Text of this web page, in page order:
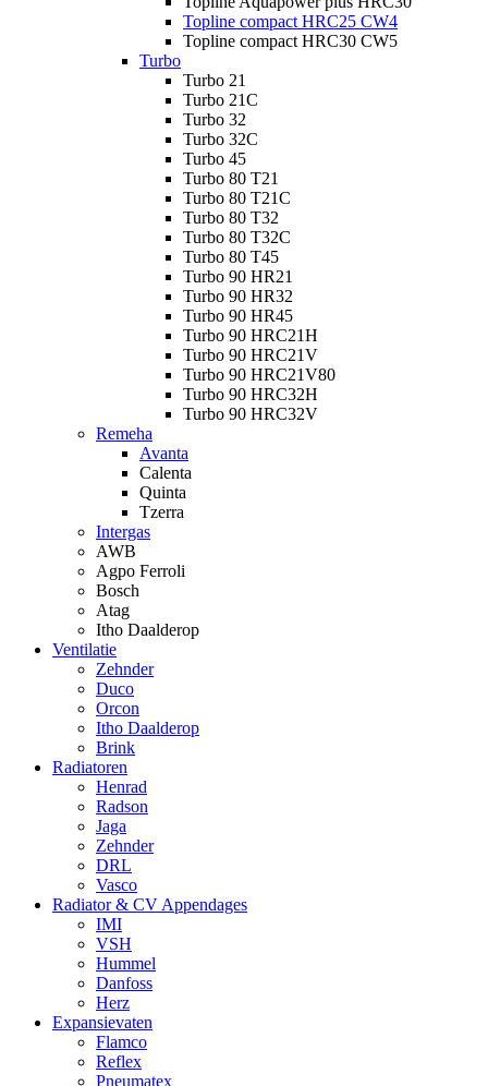
Topline compact HRC25 CW4
Topline compact HRC30 CW5
Turbo
Turbo 21
Turbo 21C
Turbo 32
Turbo 32C
Turbo 45
Turbo 80 T21
Turbo 80 T21C
Turbo 80 T32
Turbo 80 T32C
Turbo 80 T45
Turbo 90 HR21
Turbo 90 HR32
Turbo 90 HR45
Turbo 90 HRC21H
Turbo 90 HRC21V
Turbo 90 HRC21V80
Turbo 90 HRC32H
Turbo 90 HRC32V
Remeha
Avanta
Calenta
Quinta
Tzerra
Intergas
AWB
Agpo Ferroli
Bosch
Atag
Itho Daalderop
Ventilatie
Zehnder
Duco
Orcon
Itho Daalderop
Brink
Radiatoren
Henrad
Radson
Jaga
Zehnder
DRL
Vasco
Radiator & CV Appendages
IMI
VSH
Hummel
Danfoss
Herz
Expansievaten
Flamco
Reflex
Pneumatex